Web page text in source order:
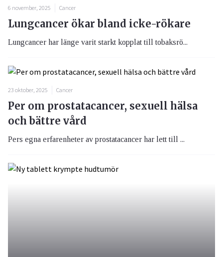
6 november, 2025 Cancer
Lungcancer ökar bland icke-rökare
Lungcancer har länge varit starkt kopplat till tobaksrö...
23 oktober, 2025 Cancer
Per om prostatacancer, sexuell hälsa
och bättre vård
Pers egna erfarenheter av prostatacancer har lett till ...